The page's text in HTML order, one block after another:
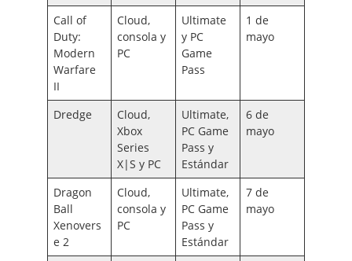
Call of
Duty:
Modern
Warfare
II
Cloud,
consola y
PC
Ultimate
y PC
Game
Pass
1 de
mayo
Dredge
Cloud,
Xbox
Series
X|S y PC
Ultimate,
PC Game
Pass y
Estándar
6 de
mayo
Dragon
Ball
Xenovers
e 2
Cloud,
consola y
PC
Ultimate,
PC Game
Pass y
Estándar
7 de
mayo